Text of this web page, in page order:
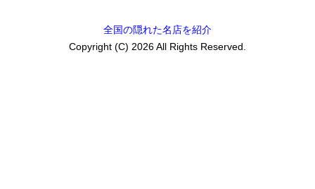
全国の隠れた名店を紹介
Copyright (C) 2026 All Rights Reserved.